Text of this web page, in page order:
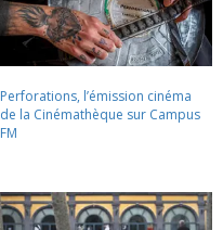
Perforations, l’émission cinéma
de la Cinémathèque sur Campus
FM